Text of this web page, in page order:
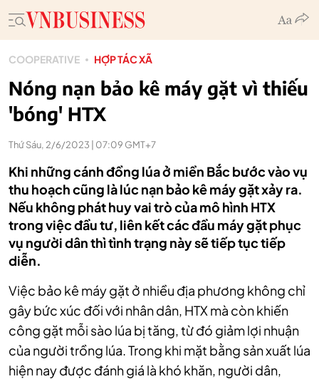
COOPERATIVE HỢP TÁC XÃ
Nóng nạn bảo kê máy gặt vì thiếu
'bóng' HTX
Thứ Sáu, 2/6/2023 | 07:09 GMT+7
Khi những cánh đồng lúa ở miền Bắc bước vào vụ
thu hoạch cũng là lúc nạn bảo kê máy gặt xảy ra.
Nếu không phát huy vai trò của mô hình HTX
trong việc đầu tư, liên kết các đầu máy gặt phục
vụ người dân thì tình trạng này sẽ tiếp tục tiếp
diễn.
Việc bảo kê máy gặt ở nhiều địa phương không chỉ
gây bức xúc đối với nhân dân, HTX mà còn khiến
công gặt mỗi sào lúa bị tăng, từ đó giảm lợi nhuận
của người trồng lúa. Trong khi mặt bằng sản xuất lúa
hiện nay được đánh giá là khó khăn, người dân,